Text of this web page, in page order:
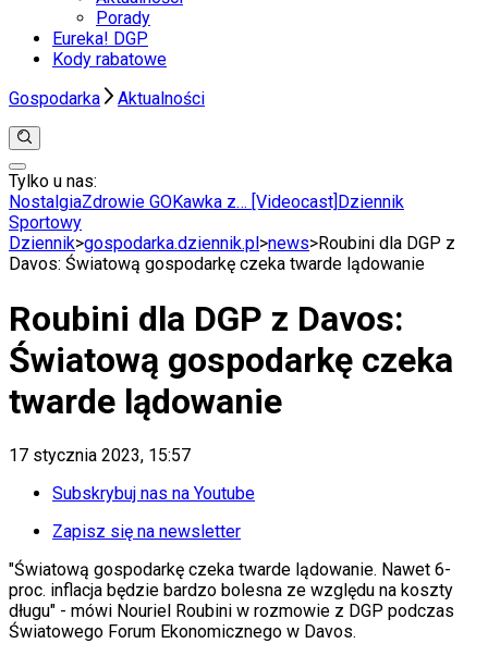
Porady
Eureka! DGP
Kody rabatowe
Gospodarka
Aktualności
Anuluj
Wiadomości
Świat
Polityka
Ciekawostki
Gospodarka
Emerytury
Finanse
Praca
Podatki
Twoje finanse
Finanse
KSEF
Aktualności
Automotive
Jednoślady
Drogi
Na wakacje
Tylko u nas:
NostalgiaZdrowie GOKawka z… [Videocast] Dziennik
Sportowy
Dziennik>gospodarka.dziennik.pl >news>Roubini dla DGP z
Davos: Światową gospodarkę czeka twarde lądowanie
Roubini dla DGP z Davos:
Światową gospodarkę czeka
twarde lądowanie
17 stycznia 2023, 15:57
Subskrybuj nas na Youtube
Zapisz się na newsletter
"Światową gospodarkę czeka twarde lądowanie. Nawet 6-
proc. inflacja będzie bardzo bolesna ze względu na koszty
długu" - mówi Nouriel Roubini w rozmowie z DGP podczas
Światowego Forum Ekonomicznego w Davos.